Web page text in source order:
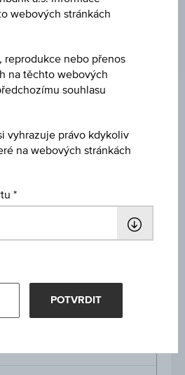
AG
webových stránkách
reprodukce nebo přenos
na těchto webových
souhlasu
vyhrazuje právo kdykoliv
na webových stránkách
POTVRDIT